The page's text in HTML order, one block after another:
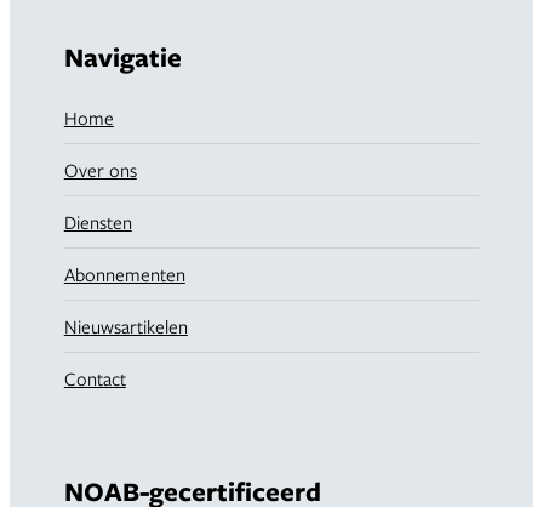
Navigatie
Home
Over ons
Diensten
Abonnementen
Nieuwsartikelen
Contact
NOAB-gecertificeerd